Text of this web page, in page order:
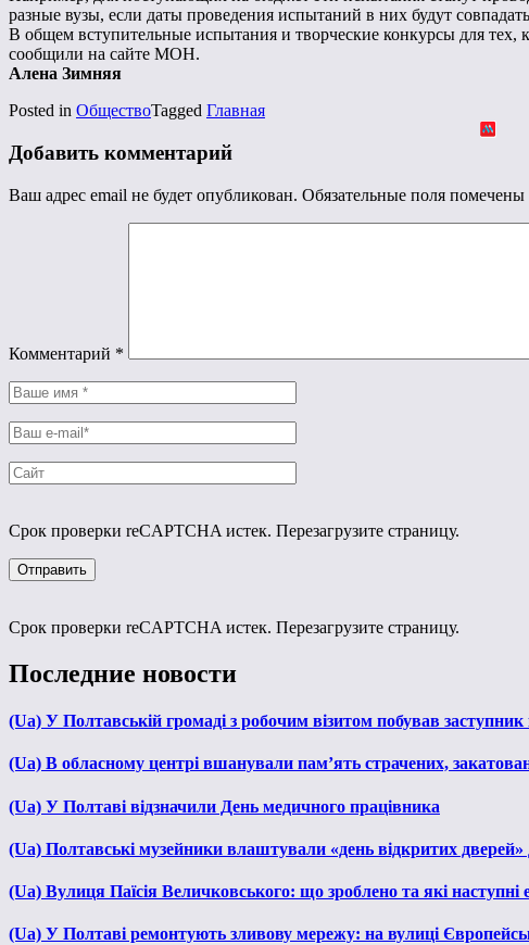
разные вузы, если даты проведения испытаний в них будут
В общем вступительные испытания и творческие конкурсы для тех,
сообщили на сайте МОН.
Алена Зимняя
Posted in ОбществоTagged Главная
Добавить комментарий
Ваш адрес email не будет опубликован. Обязательные поля помечены
Комментарий *
Срок проверки reCAPTCHA истек. Перезагрузите страницу.
Срок проверки reCAPTCHA истек. Перезагрузите страницу.
Последние новости
(Ua) У Полтавській громаді з робочим візитом побував
(Ua) В обласному центрі вшанували пам’ять страчених,
(Ua) У Полтаві відзначили День медичного працівника
(Ua) Полтавські музейники влаштували «день відкритих
(Ua) Вулиця Паїсія Величковського: що зроблено та які
(Ua) У Полтаві ремонтують зливову мережу: на вулиці